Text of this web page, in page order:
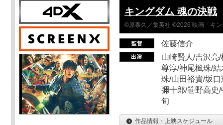
キングダム 魂の決戦
©原泰久／集英社 ©2026 映画「キ
佐藤信介
山崎賢人/吉沢亮
尊淳/神尾楓珠/
珠/山田裕貴/坂
彌十郎/笹野高史
旬
作品情報・上映スケジュール